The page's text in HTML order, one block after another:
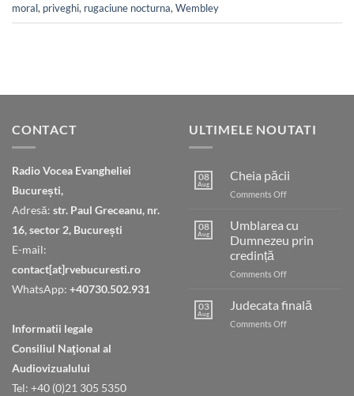
moral, priveghi, rugaciune nocturna, Wembley
CONTACT
Radio Vocea Evangheliei
București,
Adresă: str. Paul Greceanu, nr.
16, sector 2, București
E-mail:
contact[at]rvebucuresti.ro
WhatsApp: +40730.502.931
Informatii legale
Consiliul Naţional al
Audiovizualului
Tel: +40 (0)21 305 5350
ULTIMELE NOUTATI
08
Aug
Cheia păcii
Comments Offon
08
Aug
Umblarea cu
Dumnezeu prin
credință
Comments Offon
cu
Dumnezeu
prin
03
Aug
Judecata finală
Comments Offon